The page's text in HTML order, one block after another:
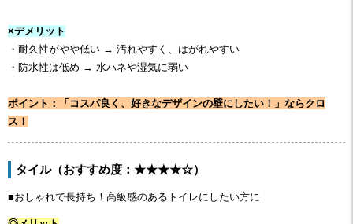
×デメリット
・耐久性がやや低い → 汚れやすく、はがれやすい
・防水性は低め → 水ハネや湿気に弱い
ポイント：「コスパ良く、好きなデザインの壁にしたい！」ならクロ
ス！
タイル（おすすめ度：★★★★☆）
■おしゃれで長持ち！高級感のあるトイレにしたい方に